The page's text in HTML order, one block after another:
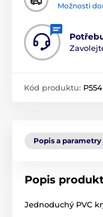
Možnosti
Kód produktu: P554
Popis a parametry
Popis
Jednoduchý PVC